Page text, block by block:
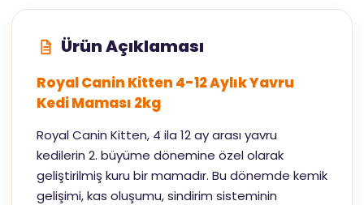
Ürün Açıklaması
Royal Canin Kitten 4-12 Aylık Yavru
Kedi Maması 2kg
Royal Canin Kitten, 4 ila 12 ay arası yavru
kedilerin 2. büyüme dönemine özel olarak
geliştirilmiş kuru bir mamadır. Bu dönemde kemik
gelişimi, kas oluşumu, sindirim sisteminin